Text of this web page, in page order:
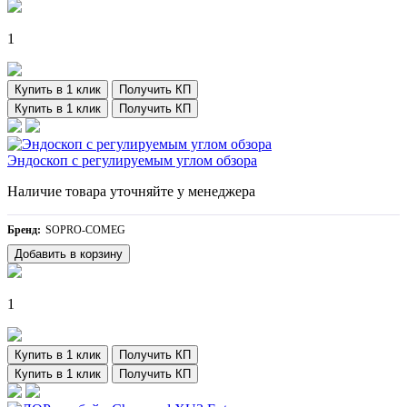
1
Купить в 1 клик
Получить КП
Купить в 1 клик
Получить КП
Эндоскоп с регулируемым углом обзора
Наличие товара уточняйте у менеджера
Бренд: SOPRO-COMEG
Добавить в корзину
1
Купить в 1 клик
Получить КП
Купить в 1 клик
Получить КП